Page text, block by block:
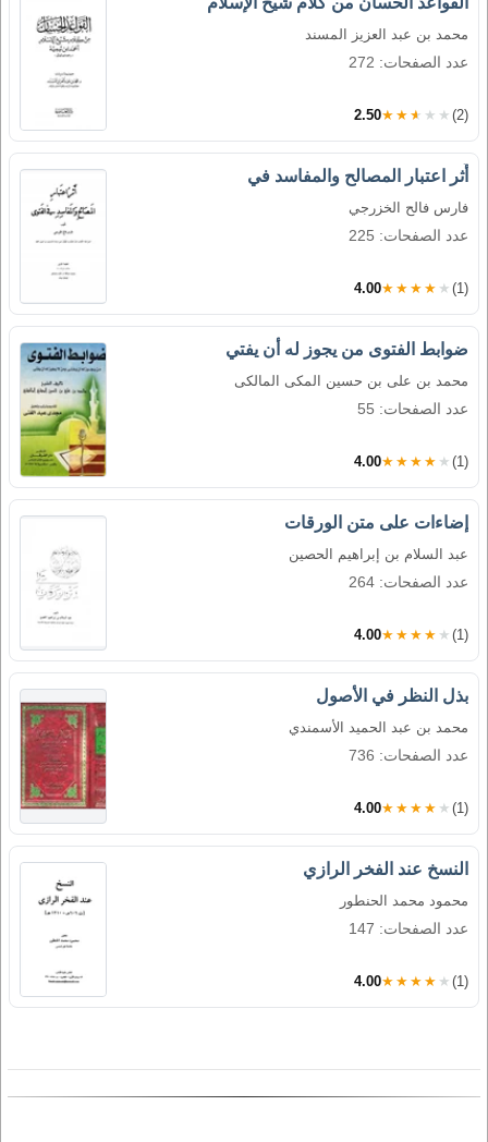
محمد بن عبد العزيز المسند
عدد الصفحات: 272
2.50★★★★★ (2)
أَثر اعتبار المصالح والمفاسد في
فارس فالح الخزرجي
عدد الصفحات: 225
4.00★★★★★ (1)
ضوابط الفتوى من يجوز له أن يفتي
محمد بن على بن حسين المكى المالكى
عدد الصفحات: 55
4.00★★★★★ (1)
إضاءات على متن الورقات
عبد السلام بن إبراهيم الحصين
عدد الصفحات: 264
4.00★★★★★ (1)
بذل النظر في الأصول
محمد بن عبد الحميد الأسمندي
عدد الصفحات: 736
4.00★★★★★ (1)
النسخ عند الفخر الرازي
محمود محمد الحنطور
عدد الصفحات: 147
4.00★★★★★ (1)